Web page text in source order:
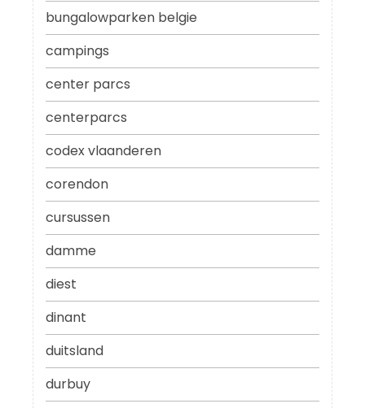
bungalowparken belgie
campings
center parcs
centerparcs
codex vlaanderen
corendon
cursussen
damme
diest
dinant
duitsland
durbuy